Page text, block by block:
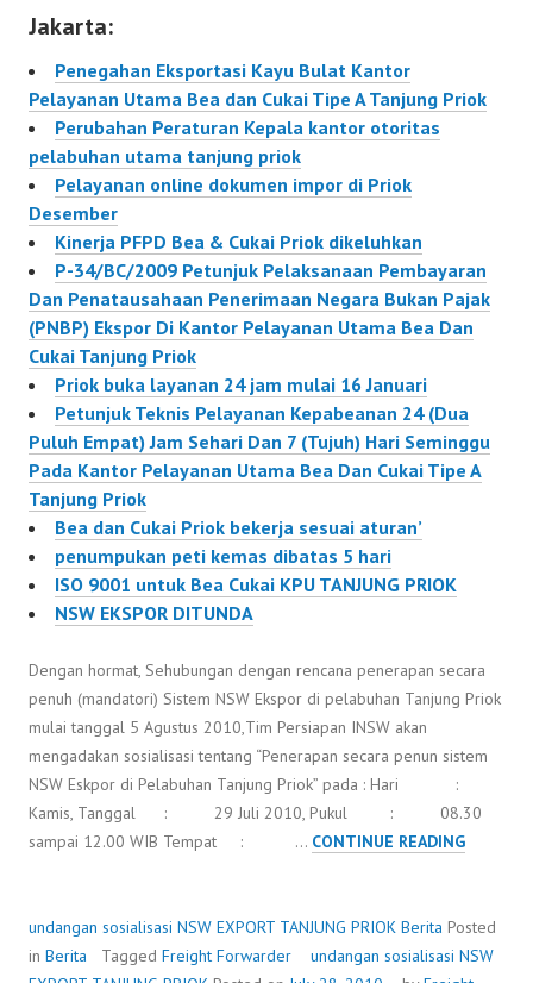
Indonesia (Pelindo) II
merevisi aturan baru
tersebut. Sofyan Pane,
Ketua Gafeksi
(Gabungan perusahaan
forwarder, logistik dan
ekspedisi Indonesia)
DKI Jakarta,…
Jakarta:
Penegahan Eksportasi Kayu Bulat Kantor
Pelayanan Utama Bea dan Cukai Tipe A Tanjung Priok
Perubahan Peraturan Kepala kantor otoritas
pelabuhan utama tanjung priok
Pelayanan online dokumen impor di Priok
Desember
Kinerja PFPD Bea & Cukai Priok dikeluhkan
P-34/BC/2009 Petunjuk Pelaksanaan Pembayaran
Dan Penatausahaan Penerimaan Negara Bukan Pajak
(PNBP) Ekspor Di Kantor Pelayanan Utama Bea Dan
Cukai Tanjung Priok
Priok buka layanan 24 jam mulai 16 Januari
Petunjuk Teknis Pelayanan Kepabeanan 24 (Dua
Puluh Empat) Jam Sehari Dan 7 (Tujuh) Hari Seminggu
Pada Kantor Pelayanan Utama Bea Dan Cukai Tipe A
Tanjung Priok
Bea dan Cukai Priok bekerja sesuai aturan’
penumpukan peti kemas dibatas 5 hari
ISO 9001 untuk Bea Cukai KPU TANJUNG PRIOK
NSW EKSPOR DITUNDA
Dengan hormat, Sehubungan dengan rencana penerapan secara
penuh (mandatori) Sistem NSW Ekspor di pelabuhan Tanjung Priok
mulai tanggal 5 Agustus 2010,Tim Persiapan INSW akan
mengadakan sosialisasi tentang “Penerapan secara penun sistem
NSW Eskpor di Pelabuhan Tanjung Priok” pada : Hari :
Kamis, Tanggal : 29 Juli 2010, Pukul : 08.30
sampai 12.00 WIB Tempat : … CONTINUE READING
EXPORT
undangan sosialisasi NSW EXPORT TANJUNG PRIOK Berita Posted
in Berita Tagged Freight Forwarder
undangan sosialisasi NSW